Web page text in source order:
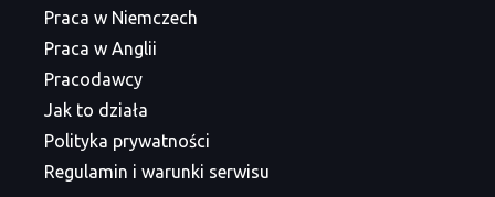
Praca w Niemczech
Praca w Anglii
Pracodawcy
Jak to działa
Polityka prywatności
Regulamin i warunki serwisu